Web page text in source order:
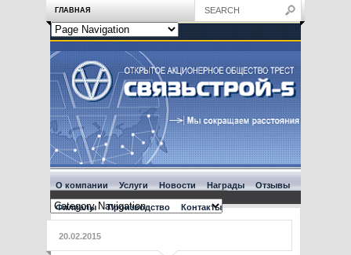
ГЛАВНАЯ
О компании Услуги Новости Награды Отзывы
Филиалы Производство Контакты
20.02.2015